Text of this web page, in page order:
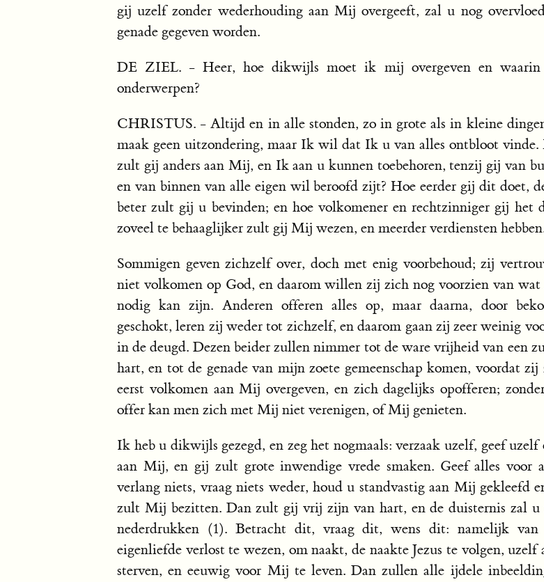
gij uzelf zonder wederhouding aan Mij overgeeft, zal u nog
genade gegeven worden.
DE ZIEL. - Heer, hoe dikwijls moet ik mij overgeven en
onderwerpen?
CHRISTUS. - Altijd en in alle stonden, zo in grote als in kleine
maak geen uitzondering, maar Ik wil dat Ik u van alles ontbloot vinde.
zult gij anders aan Mij, en Ik aan u kunnen toebehoren, tenzij gij van
en van binnen van alle eigen wil beroofd zijt? Hoe eerder gij dit doet,
beter zult gij u bevinden; en hoe volkomener en rechtzinniger gij het
zoveel te behaaglijker zult gij Mij wezen, en meerder verdiensten
Sommigen geven zichzelf over, doch met enig voorbehoud; zij
niet volkomen op God, en daarom willen zij zich nog voorzien van
nodig kan zijn. Anderen offeren alles op, maar daarna, door
geschokt, leren zij weder tot zichzelf, en daarom gaan zij zeer weinig
in de deugd. Dezen beider zullen nimmer tot de ware vrijheid van een
hart, en tot de genade van mijn zoete gemeenschap komen, voordat zij
eerst volkomen aan Mij overgeven, en zich dagelijks opofferen;
offer kan men zich met Mij niet verenigen, of Mij genieten.
Ik heb u dikwijls gezegd, en zeg het nogmaals: verzaak uzelf, geef uzelf
aan Mij, en gij zult grote inwendige vrede smaken. Geef alles voor
verlang niets, vraag niets weder, houd u standvastig aan Mij gekleefd
zult Mij bezitten. Dan zult gij vrij zijn van hart, en de duisternis zal u
nederdrukken (1). Betracht dit, vraag dit, wens dit: namelijk van
eigenliefde verlost te wezen, om naakt, de naakte Jezus te volgen, uzelf
sterven, en eeuwig voor Mij te leven. Dan zullen alle ijdele